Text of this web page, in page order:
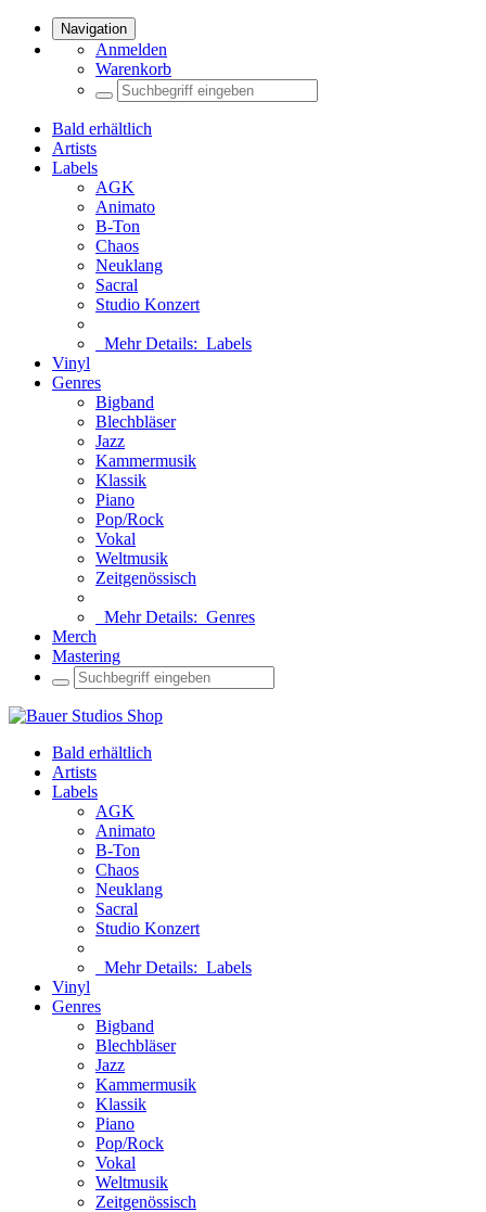
Navigation
Anmelden
Warenkorb
Bald erhältlich
Artists
Labels
AGK
Animato
B-Ton
Chaos
Neuklang
Sacral
Studio Konzert
Mehr Details: Labels
Vinyl
Genres
Bigband
Blechbläser
Jazz
Kammermusik
Klassik
Piano
Pop/Rock
Vokal
Weltmusik
Zeitgenössisch
Mehr Details: Genres
Merch
Mastering
Bald erhältlich
Artists
Labels
AGK
Animato
B-Ton
Chaos
Neuklang
Sacral
Studio Konzert
Mehr Details: Labels
Vinyl
Genres
Bigband
Blechbläser
Jazz
Kammermusik
Klassik
Piano
Pop/Rock
Vokal
Weltmusik
Zeitgenössisch